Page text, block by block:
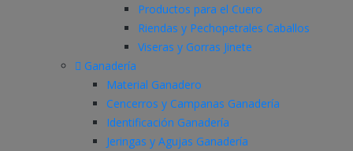
Productos para el Cuero
Riendas y Pechopetrales Caballos
Viseras y Gorras Jinete
Ganadería
Material Ganadero
Cencerros y Campanas Ganadería
Identificación Ganadería
Jeringas y Agujas Ganadería